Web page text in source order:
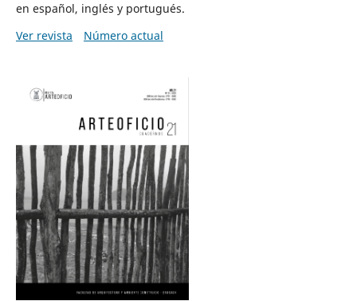
en español, inglés y portugués.
Ver revista
Número actual